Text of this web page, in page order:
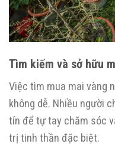
Tìm kiếm và sở hữu
Việc tìm mua mai vàng
không dễ. Nhiều người
tín để tự tay chăm sóc
trị tinh thần đặc biệt.